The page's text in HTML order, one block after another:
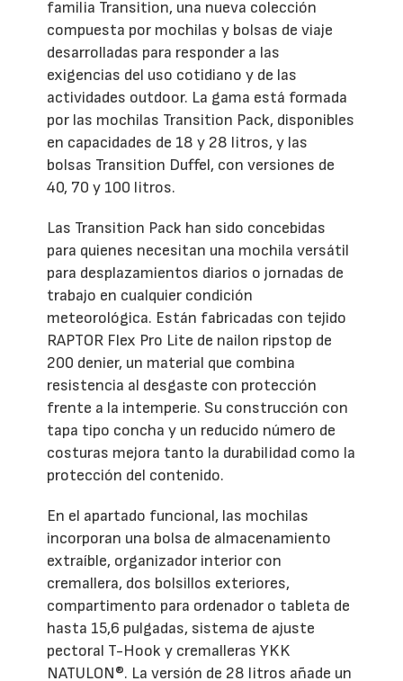
familia Transition, una nueva colección
compuesta por mochilas y bolsas de viaje
desarrolladas para responder a las
exigencias del uso cotidiano y de las
actividades outdoor. La gama está formada
por las mochilas Transition Pack, disponibles
en capacidades de 18 y 28 litros, y las
bolsas Transition Duffel, con versiones de
40, 70 y 100 litros.
Las Transition Pack han sido concebidas
para quienes necesitan una mochila versátil
para desplazamientos diarios o jornadas de
trabajo en cualquier condición
meteorológica. Están fabricadas con tejido
RAPTOR Flex Pro Lite de nailon ripstop de
200 denier, un material que combina
resistencia al desgaste con protección
frente a la intemperie. Su construcción con
tapa tipo concha y un reducido número de
costuras mejora tanto la durabilidad como la
protección del contenido.
En el apartado funcional, las mochilas
incorporan una bolsa de almacenamiento
extraíble, organizador interior con
cremallera, dos bolsillos exteriores,
compartimento para ordenador o tableta de
hasta 15,6 pulgadas, sistema de ajuste
pectoral T-Hook y cremalleras YKK
NATULON®. La versión de 28 litros añade un